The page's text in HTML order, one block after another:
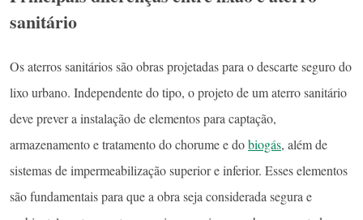
sanitário
Os aterros sanitários são obras projetadas para o descarte seguro do
lixo urbano. Independente do tipo, o projeto de um aterro sanitário
deve prever a instalação de elementos para captação,
armazenamento e tratamento do chorume e dobiogás, além de
sistemas de impermeabilização superior e inferior. Esses elementos
são fundamentais para que a obra seja considerada segura e